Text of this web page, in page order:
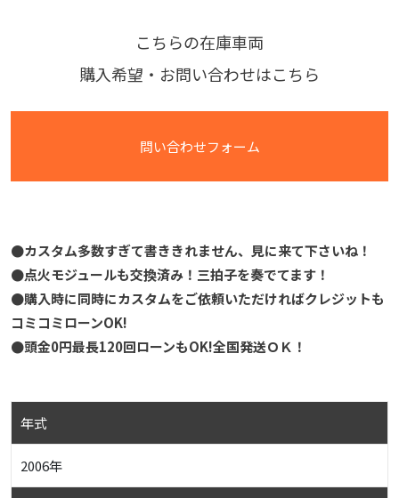
こちらの在庫車両
購入希望・お問い合わせはこちら
問い合わせフォーム
●カスタム多数すぎて書ききれません、見に来て下さいね！
●点火モジュールも交換済み！三拍子を奏でてます！
●購入時に同時にカスタムをご依頼いただければクレジットも
コミコミローンOK!
●頭金0円最長120回ローンもOK!全国発送ＯＫ！
年式
2006年